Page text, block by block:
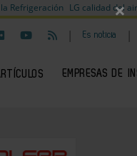
Refrigeración LG calidad del
| Es noticia |
EMPRESAS DE
×